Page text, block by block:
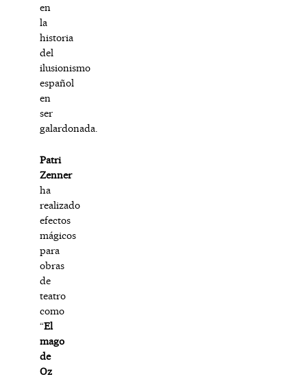
en
la
historia
del
ilusionismo
español
en
ser
galardonada.
Patri
Zenner
ha
realizado
efectos
mágicos
para
obras
de
teatro
como
“El
mago
de
Oz